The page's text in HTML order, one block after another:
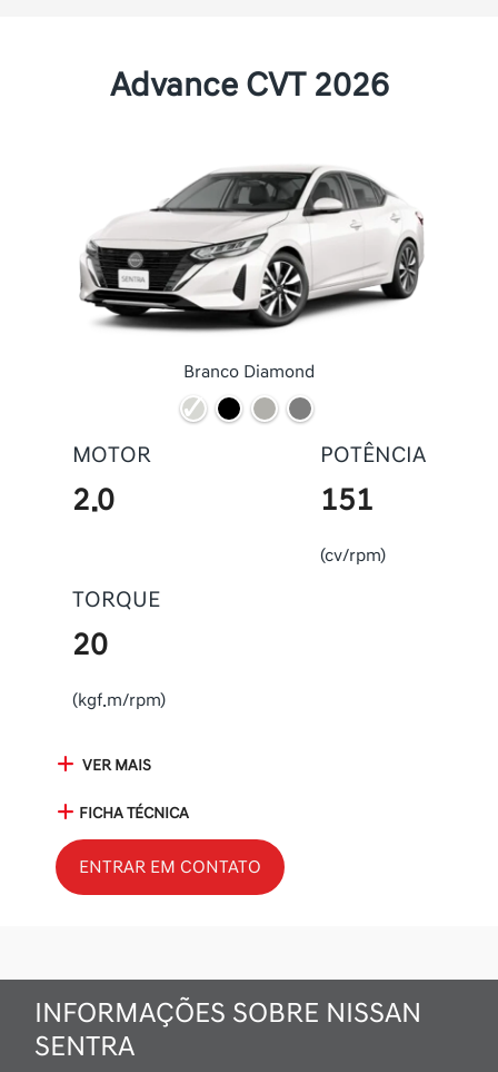
Advance CVT 2026
Branco Diamond
MOTOR
2.0
POTÊNCIA
151
(cv/rpm)
TORQUE
20
(kgf.m/rpm)
VER MAIS
FICHA TÉCNICA
ENTRAR EM CONTATO
INFORMAÇÕES SOBRE NISSAN
SENTRA